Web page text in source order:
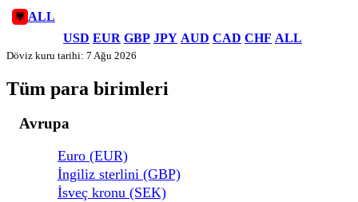
ALL
USD EUR GBP JPY AUD CAD CHF ALL
Döviz kuru tarihi: 7 Ağu 2026
Tüm para birimleri
Avrupa
Euro (EUR)
İngiliz sterlini (GBP)
İsveç kronu (SEK)